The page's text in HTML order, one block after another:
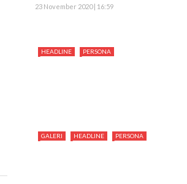
23 November 2020 | 16:59
HEADLINE PERSONA
GALERI HEADLINE PERSONA